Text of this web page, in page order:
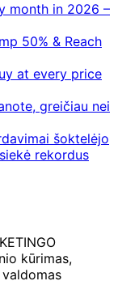
month in 2026 –
50% & Reach
at every price
greičiau nei
šoktelėjo
rekordus
kūrimas,